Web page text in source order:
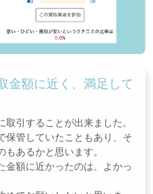
金額に近く、満足して
取引することが出来ました。
保管していたこともあり、そ
もあるかと思います。
金額に近かったのは、よかっ